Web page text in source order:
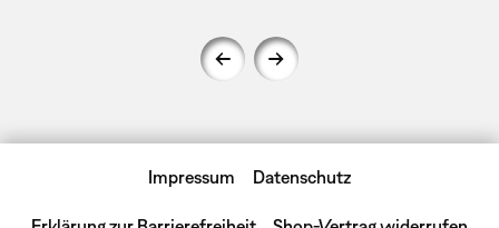
Impressum Datenschutz